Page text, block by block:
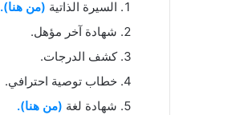
السيرة الذاتية (من هنا).
شهادة آخر مؤهل.
كشف الدرجات.
خطاب توصية احترافي.
شهادة لغة (من هنا).